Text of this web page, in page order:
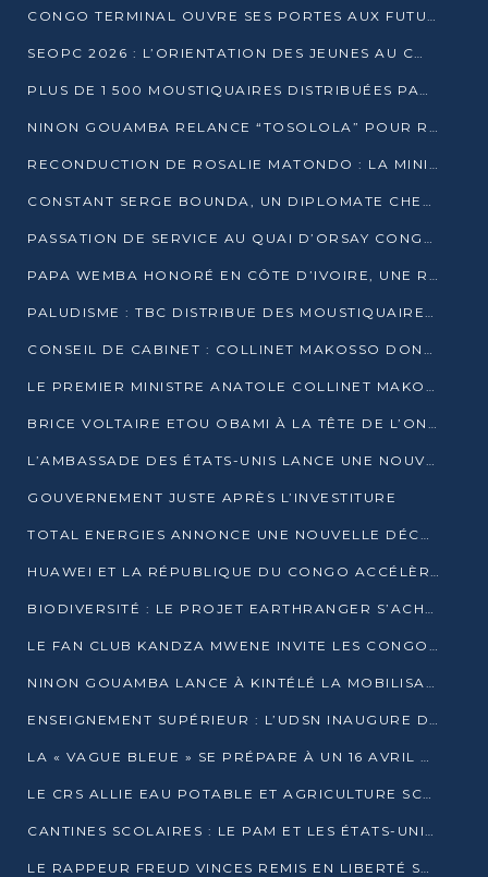
CONGO TERMINAL OUVRE SES PORTES AUX FUTURS INGÉNIEURS AU FORUM DES MÉTIERS D’UCAC-ICAM
SEOPC 2026 : L’ORIENTATION DES JEUNES AU CŒUR DE LA DEUXIÈME ÉDITION
PLUS DE 1 500 MOUSTIQUAIRES DISTRIBUÉES PAR AGL ET CONGO TERMINAL DANS LA LUTTE CONTRE LE PALUDISME
NINON GOUAMBA RELANCE “TOSOLOLA” POUR RENFORCER LE DIALOGUE AVEC LES CITOYENS
RECONDUCTION DE ROSALIE MATONDO : LA MINISTRE PROMET D’ACCÉLÉRER LE TRAITEMENT DES DOSSIERS ET DE RELEVER DE NOUVEAUX DÉFIS
CONSTANT SERGE BOUNDA, UN DIPLOMATE CHEVRONNÉ AUX COMMANDES DES AFFAIRES ÉTRANGÈRES
PASSATION DE SERVICE AU QUAI D’ORSAY CONGOLAIS : GAKOSSO PASSE LE FLAMBEAU À BOUNDA
PAPA WEMBA HONORÉ EN CÔTE D’IVOIRE, UNE RUE PORTE DÉSORMAIS SON NOM
PALUDISME : TBC DISTRIBUE DES MOUSTIQUAIRES DANS DEUX CSI DE BRAZZAVILLE
CONSEIL DE CABINET : COLLINET MAKOSSO DONNE SES DERNIÈRES ORIENTATIONS
LE PREMIER MINISTRE ANATOLE COLLINET MAKOSSO DÉMISSIONNE AVEC SON GOUVERNEMENT
BRICE VOLTAIRE ETOU OBAMI À LA TÊTE DE L’ONEC-C POUR TROIS ANS
L’AMBASSADE DES ÉTATS-UNIS LANCE UNE NOUVELLE COHORTE DU PROGRAMME ACCESS MICRO-SCHOLARSHIP
GOUVERNEMENT JUSTE APRÈS L’INVESTITURE
TOTAL ENERGIES ANNONCE UNE NOUVELLE DÉCOUVERTE D’HYDROCARBURES SUR LE PERMIS MOHO AU LARGE DU CONGO
HUAWEI ET LA RÉPUBLIQUE DU CONGO ACCÉLÈRENT LEUR PARTENARIAT
BIODIVERSITÉ : LE PROJET EARTHRANGER S’ACHÈVE, MAIS LES DÉFIS DEMEURENT
LE FAN CLUB KANDZA MWENE INVITE LES CONGOLAIS À UNE FORTE AFFLUENCE AU STADE DE KINTÉLÉ
NINON GOUAMBA LANCE À KINTÉLÉ LA MOBILISATION POUR L’INVESTITURE DR DSN
ENSEIGNEMENT SUPÉRIEUR : L’UDSN INAUGURE DES LABORATOIRES POUR BOOSTER LA FORMATION PRATIQUE
LA « VAGUE BLEUE » SE PRÉPARE À UN 16 AVRIL HISTORIQUE
LE CRS ALLIE EAU POTABLE ET AGRICULTURE SCOLAIRE AU CŒUR DE LA TRANSFORMATION DES ÉCOLES RURALES
CANTINES SCOLAIRES : LE PAM ET LES ÉTATS-UNIS AU CONTACT DES ÉCOLIERS DE KINKALA
LE RAPPEUR FREUD VINCES REMIS EN LIBERTÉ SOUS PRESSION MÉDIATIQUE